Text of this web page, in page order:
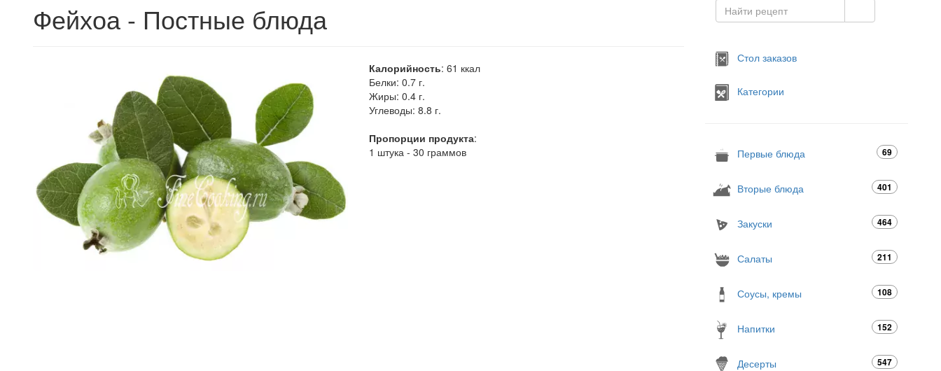
Фейхоа - Постные блюда
Калорийность: 61 ккал
Белки: 0.7 г.
Жиры: 0.4 г.
Углеводы: 8.8 г.
Пропорции продукта:
1 штука - 30 граммов
Стол заказов
Категории
Первые блюда 69
Вторые блюда 401
Закуски 464
Салаты 211
Соусы, кремы 108
Напитки 152
Десерты 547